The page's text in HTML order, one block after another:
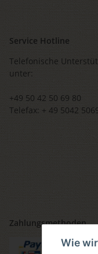
Wie
Service Hotline
Telefonische
unter:
+49 50 42 50 69 80
Telefax: + 49 5042
Zahlungsmethoden